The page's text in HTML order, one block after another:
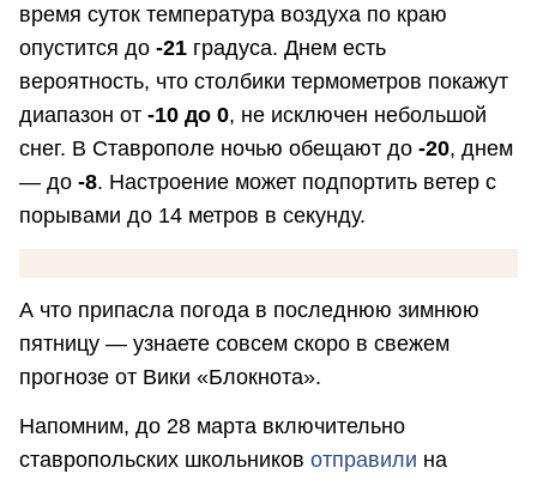
время суток температура воздуха по краю
опустится до -21 градуса. Днем есть
вероятность, что столбики термометров покажут
диапазон от -10 до 0, не исключен небольшой
снег. В Ставрополе ночью обещают до -20, днем
— до -8. Настроение может подпортить ветер с
порывами до 14 метров в секунду.
А что припасла погода в последнюю зимнюю
пятницу — узнаете совсем скоро в свежем
прогнозе от Вики «Блокнота».
Напомним, до 28 марта включительно
ставропольских школьников отправили на